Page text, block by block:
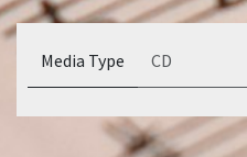
Media Type CD